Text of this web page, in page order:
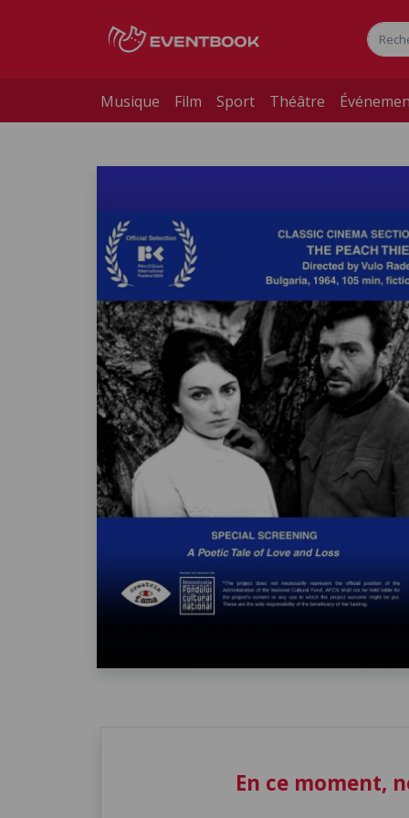
Musique Film Sport Théâtre
En ce moment,